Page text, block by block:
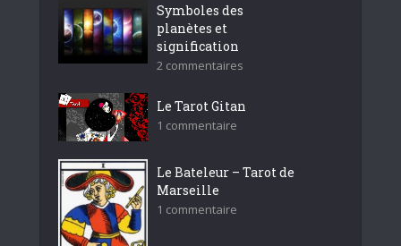
Symboles des
planètes et
signification
2 commentaires
Le Tarot Gitan
1 commentaire
Le Bateleur – Tarot de
Marseille
1 commentaire